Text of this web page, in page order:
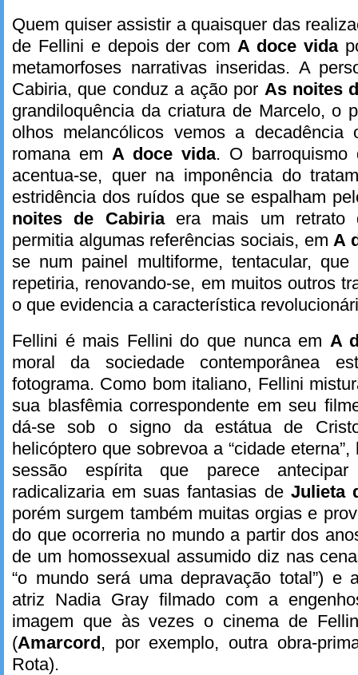
Quem quiser assistir a quaisquer das
de Fellini e depois der com A doce vida
metamorfoses narrativas inseridas. A
Cabiria, que conduz a ação por As noites
grandiloquência da criatura de Marcelo, o
olhos melancólicos vemos a decadência
romana em A doce vida. O barroquismo
acentua-se, quer na imponência do
estridência dos ruídos que se espalham
noites de Cabiria era mais um retrato
permitia algumas referências sociais, emA
se num painel multiforme, tentacular,
repetiria, renovando-se, em muitos outros
o que evidencia a característica
Fellini é mais Fellini do que nunca em A
moral da sociedade contemporânea
fotograma. Como bom italiano, Fellini
sua blasfêmia correspondente em seu
dá-se sob o signo da estátua de
helicóptero que sobrevoa a “cidade
sessão espírita que parece
radicalizaria em suas fantasias de Julieta
porém surgem também muitas orgias e
do que ocorreria no mundo a partir dos
de um homossexual assumido diz nas
“o mundo será uma depravação total”) e
atriz Nadia Gray filmado com a
imagem que às vezes o cinema de
(Amarcord, por exemplo, outra obra-
Rota).